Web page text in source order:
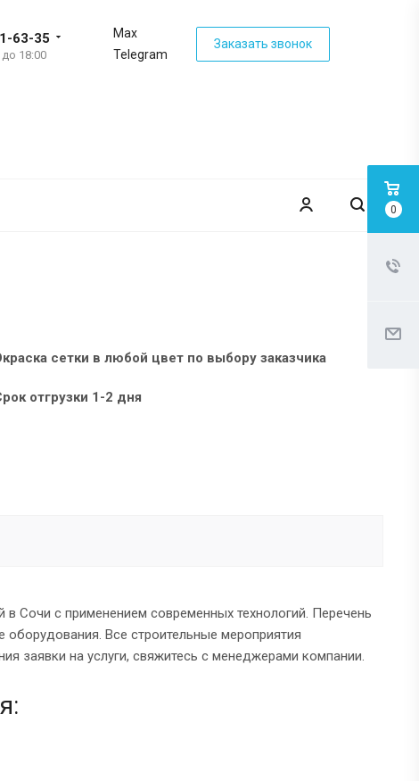
63-35
до 18:00
Max
Telegram
Заказать звонок
сетки в любой цвет по выбору заказчика
отгрузки 1-2 дня
Сочи с применением современных технологий. Перечень
оборудования. Все строительные мероприятия
заявки на услуги, свяжитесь с менеджерами компании.
0